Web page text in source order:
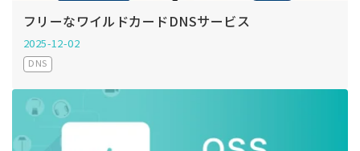
フリーなワイルドカードDNSサービス
2025-12-02
DNS